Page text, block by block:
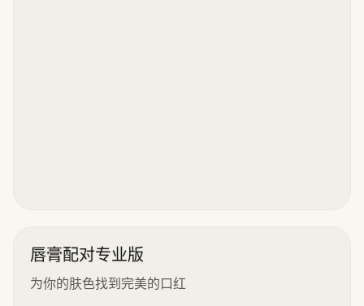
唇膏配对专业版
为你的肤色找到完美的口红